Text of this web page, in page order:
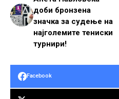
доби бронзена
значка за судење на
најголемите тениски
турнири!
Facebook